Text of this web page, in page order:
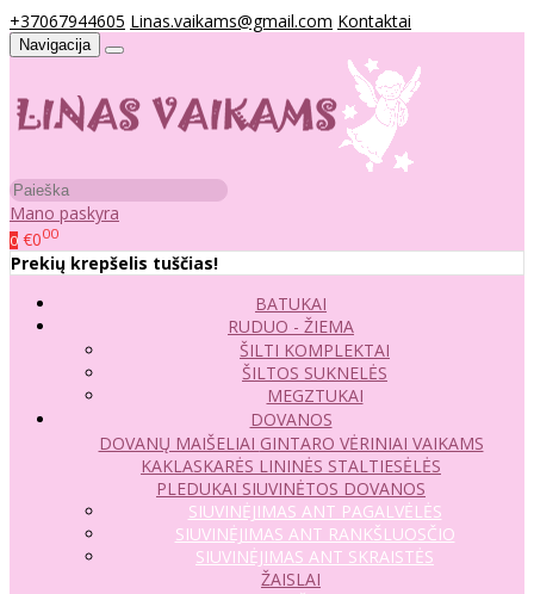
+37067944605 Linas.vaikams@gmail.com Kontaktai
Navigacija
Mano paskyra
0 €000
Prekių krepšelis tuščias!
BATUKAI
RUDUO - ŽIEMA
ŠILTI KOMPLEKTAI
ŠILTOS SUKNELĖS
MEGZTUKAI
DOVANOS
DOVANŲ MAIŠELIAI GINTARO VĖRINIAI VAIKAMS
KAKLASKARĖS LININĖS STALTIESĖLĖS
PLEDUKAI SIUVINĖTOS DOVANOS
SIUVINĖJIMAS ANT PAGALVĖLĖS
SIUVINĖJIMAS ANT RANKŠLUOSČIO
SIUVINĖJIMAS ANT SKRAISTĖS
ŽAISLAI